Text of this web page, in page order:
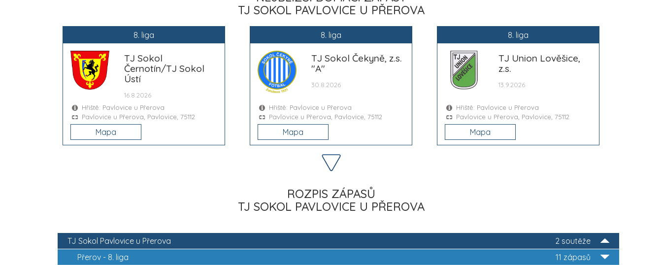
TJ SOKOL PAVLOVICE U PŘEROVA
8. liga
TJ Sokol
Černotín/TJ Sokol
Ústí
16.8.2026
Hřiště: Pavlovice u Přerova
Pavlovice u Přerova, Pavlovice, 75112
Mapa
8. liga
TJ Sokol Čekyně, z.s.
"A"
30.8.2026
Hřiště: Pavlovice u Přerova
Pavlovice u Přerova, Pavlovice, 75112
Mapa
8. liga
TJ Union Lověšice,
z.s.
13.9.2026
Hřiště: Pavlovice u Přerova
Pavlovice u Přerova, Pavlovice, 75112
Mapa
ROZPIS ZÁPASŮ
TJ SOKOL PAVLOVICE U PŘEROVA
2 soutěže
TJ Sokol Pavlovice u Přerova
11 zápasů
Přerov - 8. liga